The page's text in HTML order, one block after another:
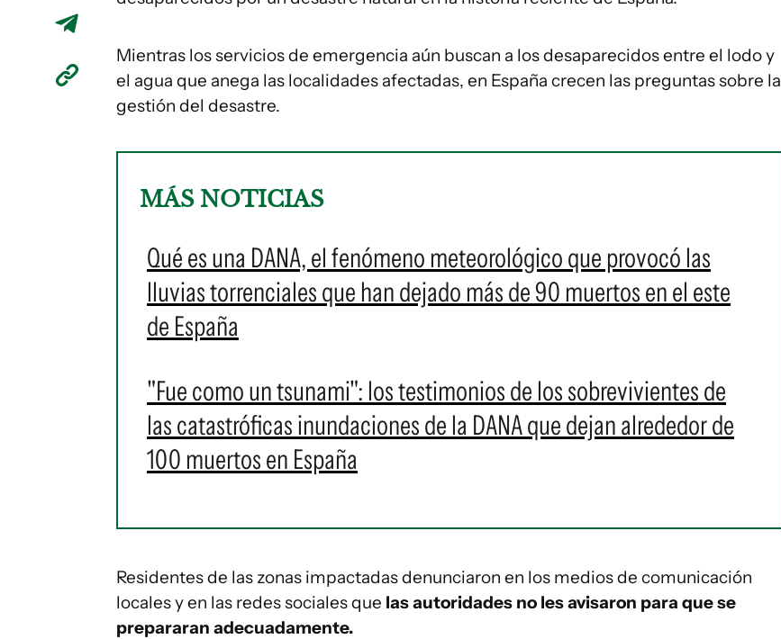
Mientras los servicios de emergencia aún buscan a los desaparecidos entre el lodo y
el agua que anega las localidades afectadas, en España crecen las preguntas sobre la
gestión del desastre.
MÁS NOTICIAS
Qué es una DANA, el fenómeno meteorológico que provocó las
lluvias torrenciales que han dejado más de 90 muertos en el este
de España
"Fue como un tsunami": los testimonios de los sobrevivientes de
las catastróficas inundaciones de la DANA que dejan alrededor de
100 muertos en España
Residentes de las zonas impactadas denunciaron en los medios de comunicación
locales y en las redes sociales que las autoridades no les avisaron para que se
prepararan adecuadamente.